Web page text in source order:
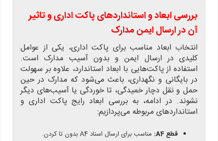
بررسی ابعاد و استانداردهای پاکت اداری و تاثیر
آن در ارسال ایمن مدارک
انتخاب ابعاد مناسب برای پاکت اداری، یکی از عوامل
کلیدی در ارسال ایمن و بدون آسیب مدارک است.
استفاده از پاکت‌هایی با ابعاد استاندارد، علاوه بر سهولت
در بایگانی و نگهداری، باعث می‌شود که مدارک در حین
حمل و نقل دچار خمیدگی، تا خوردگی یا آسیب‌های دیگر
نشوند. در ادامه، به بررسی ابعاد رایج پاکت اداری و
استانداردهای مربوطه می‌پردازیم:
قطع A4:
مناسب برای ارسال اسناد A4 بدون تا کردن.